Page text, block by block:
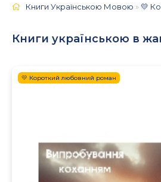
Книги Українською Мовою »💛
💛 Короткий любовний роман